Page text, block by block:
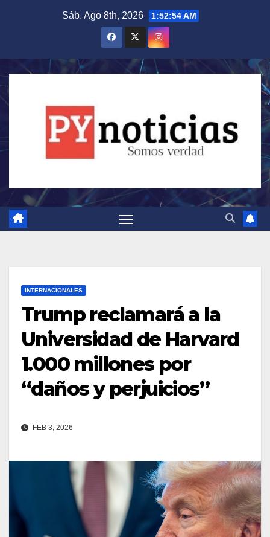
Sáb. Ago 8th, 2026 1:52:55 AM
INTERNACIONALES
Trump reclamará a la
Universidad de Harvard
1.000 millones por
“daños y perjuicios”
FEB 3, 2026